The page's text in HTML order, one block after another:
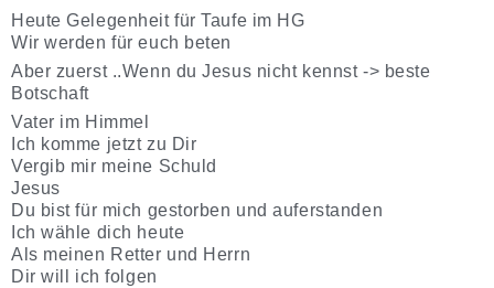
Heute Gelegenheit für Taufe im HG
Wir werden für euch beten
Aber zuerst ..Wenn du Jesus nicht kennst -> beste
Botschaft
Vater im Himmel
Ich komme jetzt zu Dir
Vergib mir meine Schuld
Jesus
Du bist für mich gestorben und auferstanden
Ich wähle dich heute
Als meinen Retter und Herrn
Dir will ich folgen